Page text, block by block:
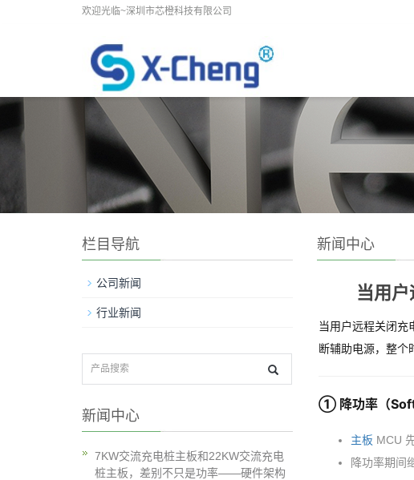
欢迎光临~深圳市芯橙科技有限公司
新闻中心
当用
当用户远程关闭充
断辅助电源，整个
① 降功率（
主板 MCU
降功率期间
栏目导航
公司新闻
行业新闻
新闻中心
7KW交流充电桩主板和22KW交流充电
桩主板，差别不只是功率——硬件架构